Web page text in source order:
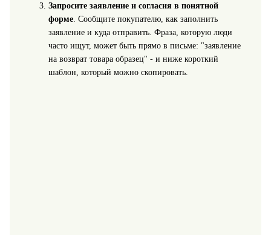
Запросите заявление и согласия в понятной
форме. Сообщите покупателю, как заполнить
заявление и куда отправить. Фраза, которую люди
часто ищут, может быть прямо в письме: "заявление
на возврат товара образец" - и ниже короткий
шаблон, который можно скопировать.